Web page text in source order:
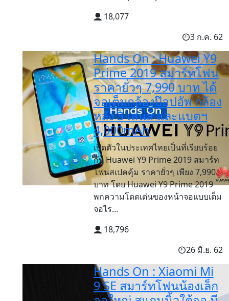
18,077
3 ก.ค. 62
Hands On : Huawei Y9
Prime 2019 สมาร์ทโฟน
ราคายั่วๆ 7,990 บาท ได้
จอเต็มกล้องป๊อปอัพ กล้อง
หลัง 3 เลนส์ และแบตฯ
4,000mAh
เปิดตัวในประเทศไทยเป็นที่เรียบร้อย
กับ Huawei Y9 Prime 2019 สมาร์ท
โฟนสเปคคุ้ม ราคายั่วๆ เพียง 7,990
บาท โดย Huawei Y9 Prime 2019
พกความโดดเด่นของหน้าจอแบบเต็ม
จอไร...
18,796
26 มิ.ย. 62
Hands On : Xiaomi Mi
9 SE สมาร์ทโฟนน้องเล็ก